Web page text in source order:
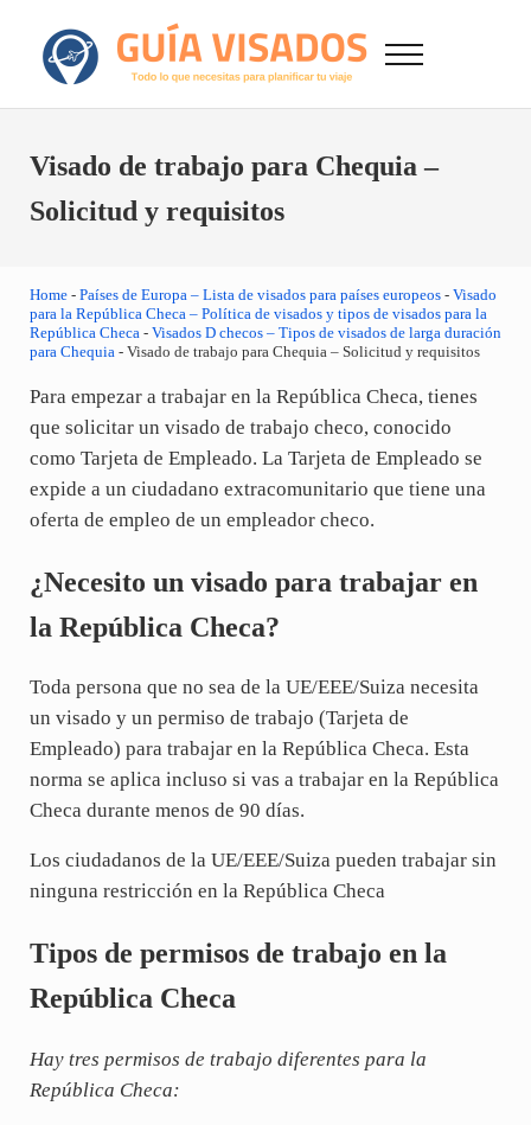
GuiaVisado.com - Guía de visados de viaje en
Otro sitio realizado con WordPress
Menu
Visado de trabajo para Chequia –
Solicitud y requisitos
Home- Países de Europa – Lista de visados para países europeos- Visado
para la República Checa – Política de visados y tipos de visados para la
República Checa- Visados D checos – Tipos de visados de larga duración
para Chequia- Visado de trabajo para Chequia – Solicitud y requisitos
Para empezar a trabajar en la República Checa, tienes
que solicitar un visado de trabajo checo, conocido
como Tarjeta de Empleado. La Tarjeta de Empleado se
expide a un ciudadano extracomunitario que tiene una
oferta de empleo de un empleador checo.
¿Necesito un visado para trabajar en
la República Checa?
Toda persona que no sea de la UE/EEE/Suiza necesita
un visado y un permiso de trabajo (Tarjeta de
Empleado) para trabajar en la República Checa. Esta
norma se aplica incluso si vas a trabajar en la República
Checa durante menos de 90 días.
Los ciudadanos de la UE/EEE/Suiza pueden trabajar sin
ninguna restricción en la República Checa
Tipos de permisos de trabajo en la
República Checa
Hay tres permisos de trabajo diferentes para la
República Checa: